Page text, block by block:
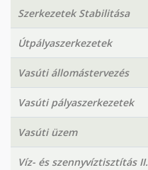
Szerkezetek Stabilitása
Útpályaszerkezetek
Vasúti állomástervezés
Vasúti pályaszerkezetek
Vasúti üzem
Víz- és szennyvíztisztítás II.